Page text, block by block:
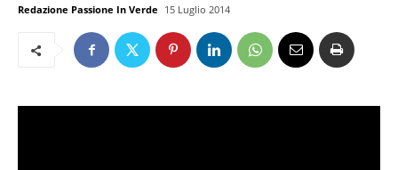
Redazione Passione In Verde 15 Luglio 2014